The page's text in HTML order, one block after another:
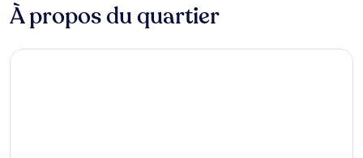
À propos du quartier